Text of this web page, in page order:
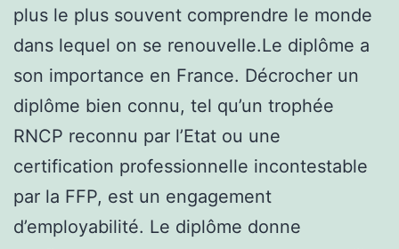
plus le plus souvent comprendre le monde
dans lequel on se renouvelle.Le diplôme a
son importance en France. Décrocher un
diplôme bien connu, tel qu’un trophée
RNCP reconnu par l’Etat ou une
certification professionnelle incontestable
par la FFP, est un engagement
d’employabilité. Le diplôme donne